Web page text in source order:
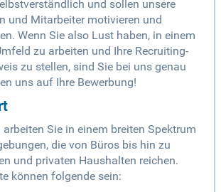
und sollen unsere
und Mitarbeiter motivieren und
Wenn Sie also Lust haben, in einem
zu arbeiten und Ihre Recruiting-
zu stellen, sind Sie bei uns genau
uns auf Ihre Bewerbung!
Sie in einem breiten Spektrum
die von Büros bis hin zu
und privaten Haushalten reichen.
können folgende sein: